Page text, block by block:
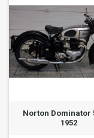
Norton Dominator
1952